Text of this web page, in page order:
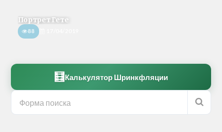
Портрет Гете
88
🧮 Калькулятор Шринкфляции